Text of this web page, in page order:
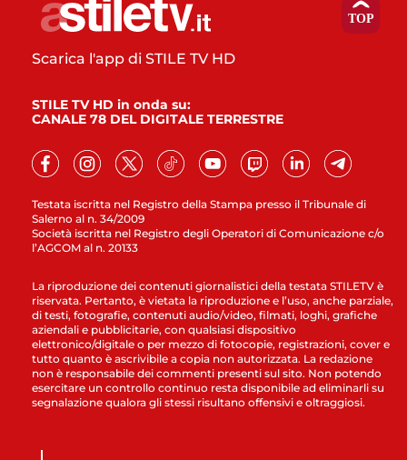
Testata iscritta nel Registro della Stampa presso il Tribunale di
Salerno al n. 34/2009
Società iscritta nel Registro degli Operatori di Comunicazione c/o
l’AGCOM al n. 20133
Scarica l'app di STILE TV HD
STILE TV HD in onda su:
CANALE 78 DEL DIGITALE TERRESTRE
La riproduzione dei contenuti giornalistici della testata STILETV è
riservata. Pertanto, è vietata la riproduzione e l’uso, anche parziale,
di testi, fotografie, contenuti audio/video, filmati, loghi, grafiche
aziendali e pubblicitarie, con qualsiasi dispositivo
elettronico/digitale o per mezzo di fotocopie, registrazioni, cover e
tutto quanto è ascrivibile a copia non autorizzata. La redazione
non è responsabile dei commenti presenti sul sito. Non potendo
esercitare un controllo continuo resta disponibile ad eliminarli su
segnalazione qualora gli stessi risultano offensivi e oltraggiosi.